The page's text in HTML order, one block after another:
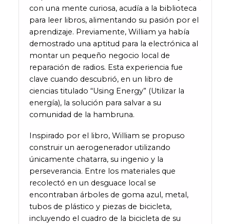
con una mente curiosa, acudía a la biblioteca
para leer libros, alimentando su pasión por el
aprendizaje. Previamente, William ya había
demostrado una aptitud para la electrónica al
montar un pequeño negocio local de
reparación de radios. Esta experiencia fue
clave cuando descubrió, en un libro de
ciencias titulado “Using Energy” (Utilizar la
energía), la solución para salvar a su
comunidad de la hambruna.
Inspirado por el libro, William se propuso
construir un aerogenerador utilizando
únicamente chatarra, su ingenio y la
perseverancia. Entre los materiales que
recolectó en un desguace local se
encontraban árboles de goma azul, metal,
tubos de plástico y piezas de bicicleta,
incluyendo el cuadro de la bicicleta de su